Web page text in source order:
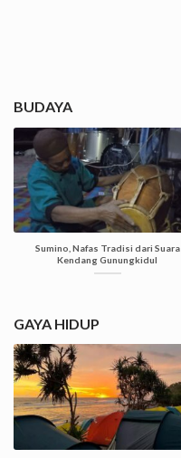
BUDAYA
Sumino, Nafas Tradisi dari Suara
Kendang Gunungkidul
GAYA HIDUP